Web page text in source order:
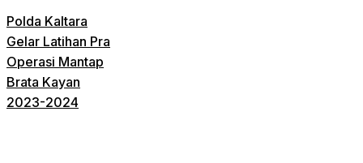
Polda Kaltara
Gelar Latihan Pra
Operasi Mantap
Brata Kayan
2023-2024